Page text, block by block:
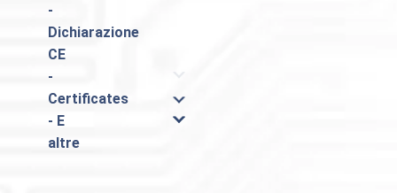
-
Dichiarazione
CE
-
Certificates
- E
altre